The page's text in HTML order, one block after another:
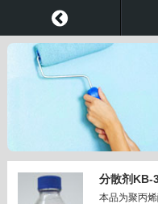
分散剂KB-
本品为聚丙